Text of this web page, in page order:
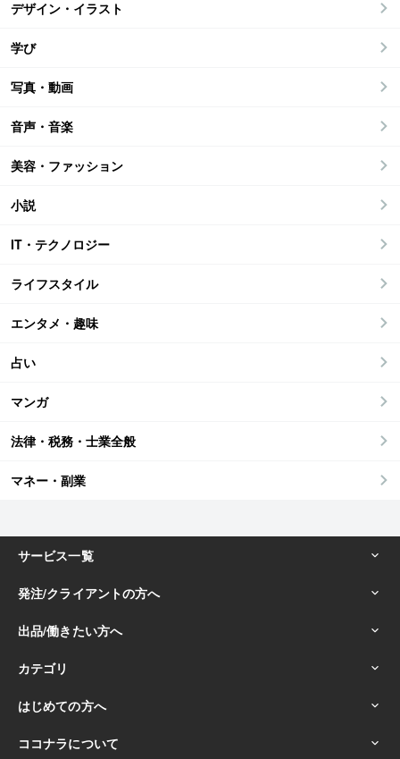
デザイン・イラスト
学び
写真・動画
音声・音楽
美容・ファッション
小説
IT・テクノロジー
ライフスタイル
エンタメ・趣味
占い
マンガ
法律・税務・士業全般
マネー・副業